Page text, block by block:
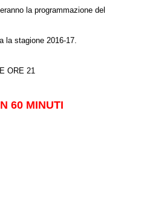
la programmazione del
la stagione 2016-17.
ORE 21
60 MINUTI